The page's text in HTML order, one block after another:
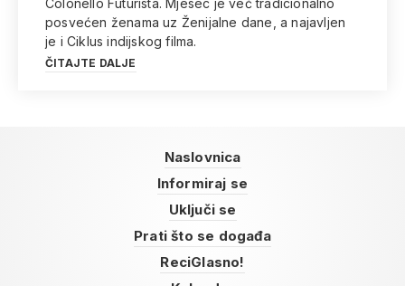
Colonello Futurista. Mjesec je već tradicionalno
posvećen ženama uz Ženijalne dane, a najavljen
je i Ciklus indijskog filma.
ČITAJTE DALJE
Naslovnica
Informiraj se
Uključi se
Prati što se događa
ReciGlasno!